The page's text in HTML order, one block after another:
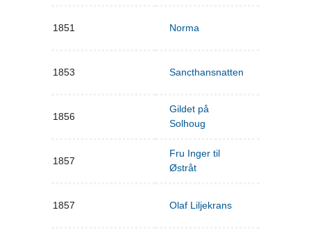
1851 Norma
1853 Sancthansnatten
1856
Gildet på
Solhoug
1857
Fru Inger til
Østråt
1857 Olaf Liljekrans